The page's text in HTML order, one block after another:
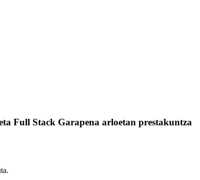
Full Stack Garapena arloetan prestakuntza